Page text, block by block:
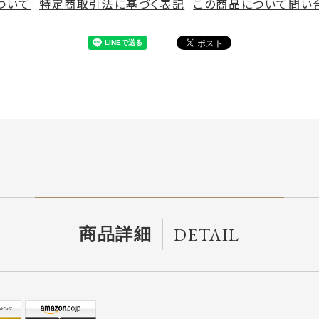
いて 特定商取引法に基づく表記 この商品について問い
商品詳細 DETAIL